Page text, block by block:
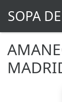
SOPA